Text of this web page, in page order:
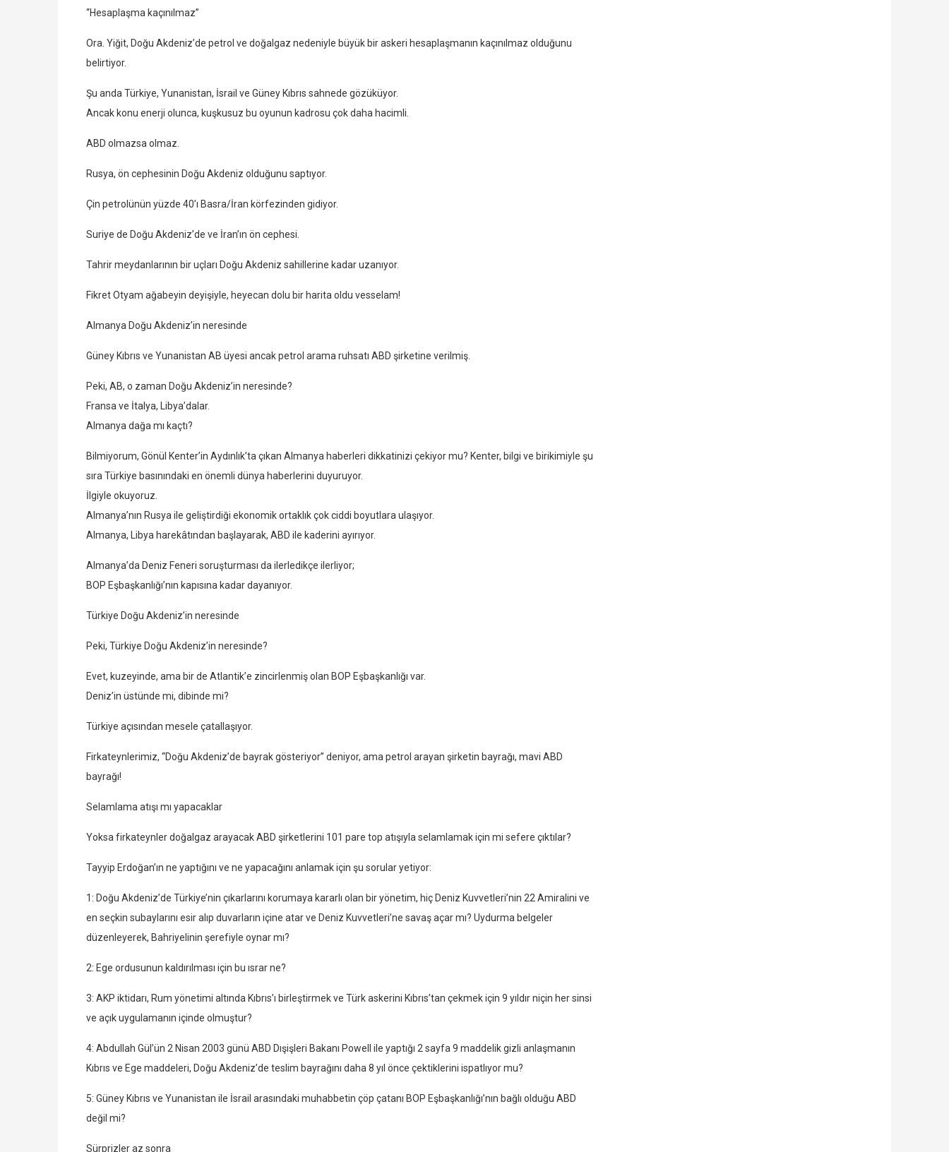
“Hesaplaşma kaçınılmaz”
Ora. Yiğit, Doğu Akdeniz’de petrol ve doğalgaz nedeniyle büyük bir askeri hesaplaşmanın kaçınılmaz olduğunu
belirtiyor.
Şu anda Türkiye, Yunanistan, İsrail ve Güney Kıbrıs sahnede gözüküyor.
Ancak konu enerji olunca, kuşkusuz bu oyunun kadrosu çok daha hacimli.
ABD olmazsa olmaz.
Rusya, ön cephesinin Doğu Akdeniz olduğunu saptıyor.
Çin petrolünün yüzde 40’ı Basra/İran körfezinden gidiyor.
Suriye de Doğu Akdeniz’de ve İran’ın ön cephesi.
Tahrir meydanlarının bir uçları Doğu Akdeniz sahillerine kadar uzanıyor.
Fikret Otyam ağabeyin deyişiyle, heyecan dolu bir harita oldu vesselam!
Almanya Doğu Akdeniz’in neresinde
Güney Kıbrıs ve Yunanistan AB üyesi ancak petrol arama ruhsatı ABD şirketine verilmiş.
Peki, AB, o zaman Doğu Akdeniz’in neresinde?
Fransa ve İtalya, Libya’dalar.
Almanya dağa mı kaçtı?
Bilmiyorum, Gönül Kenter’in Aydınlık’ta çıkan Almanya haberleri dikkatinizi çekiyor mu? Kenter, bilgi ve birikimiyle şu
sıra Türkiye basınındaki en önemli dünya haberlerini duyuruyor.
İlgiyle okuyoruz.
Almanya’nın Rusya ile geliştirdiği ekonomik ortaklık çok ciddi boyutlara ulaşıyor.
Almanya, Libya harekâtından başlayarak, ABD ile kaderini ayırıyor.
Almanya’da Deniz Feneri soruşturması da ilerledikçe ilerliyor;
BOP Eşbaşkanlığı’nın kapısına kadar dayanıyor.
Türkiye Doğu Akdeniz’in neresinde
Peki, Türkiye Doğu Akdeniz’in neresinde?
Evet, kuzeyinde, ama bir de Atlantik’e zincirlenmiş olan BOP Eşbaşkanlığı var.
Deniz’in üstünde mi, dibinde mi?
Türkiye açısından mesele çatallaşıyor.
Firkateynlerimiz, “Doğu Akdeniz’de bayrak gösteriyor” deniyor, ama petrol arayan şirketin bayrağı, mavi ABD
bayrağı!
Selamlama atışı mı yapacaklar
Yoksa firkateynler doğalgaz arayacak ABD şirketlerini 101 pare top atışıyla selamlamak için mi sefere çıktılar?
Tayyip Erdoğan’ın ne yaptığını ve ne yapacağını anlamak için şu sorular yetiyor:
1: Doğu Akdeniz’de Türkiye’nin çıkarlarını korumaya kararlı olan bir yönetim, hiç Deniz Kuvvetleri’nin 22 Amiralini ve
en seçkin subaylarını esir alıp duvarların içine atar ve Deniz Kuvvetleri’ne savaş açar mı? Uydurma belgeler
düzenleyerek, Bahriyelinin şerefiyle oynar mı?
2: Ege ordusunun kaldırılması için bu ısrar ne?
3: AKP iktidarı, Rum yönetimi altında Kıbrıs’ı birleştirmek ve Türk askerini Kıbrıs’tan çekmek için 9 yıldır niçin her sinsi
ve açık uygulamanın içinde olmuştur?
4: Abdullah Gül’ün 2 Nisan 2003 günü ABD Dışişleri Bakanı Powell ile yaptığı 2 sayfa 9 maddelik gizli anlaşmanın
Kıbrıs ve Ege maddeleri, Doğu Akdeniz’de teslim bayrağını daha 8 yıl önce çektiklerini ispatlıyor mu?
5: Güney Kıbrıs ve Yunanistan ile İsrail arasındaki muhabbetin çöp çatanı BOP Eşbaşkanlığı’nın bağlı olduğu ABD
değil mi?
Sürprizler az sonra